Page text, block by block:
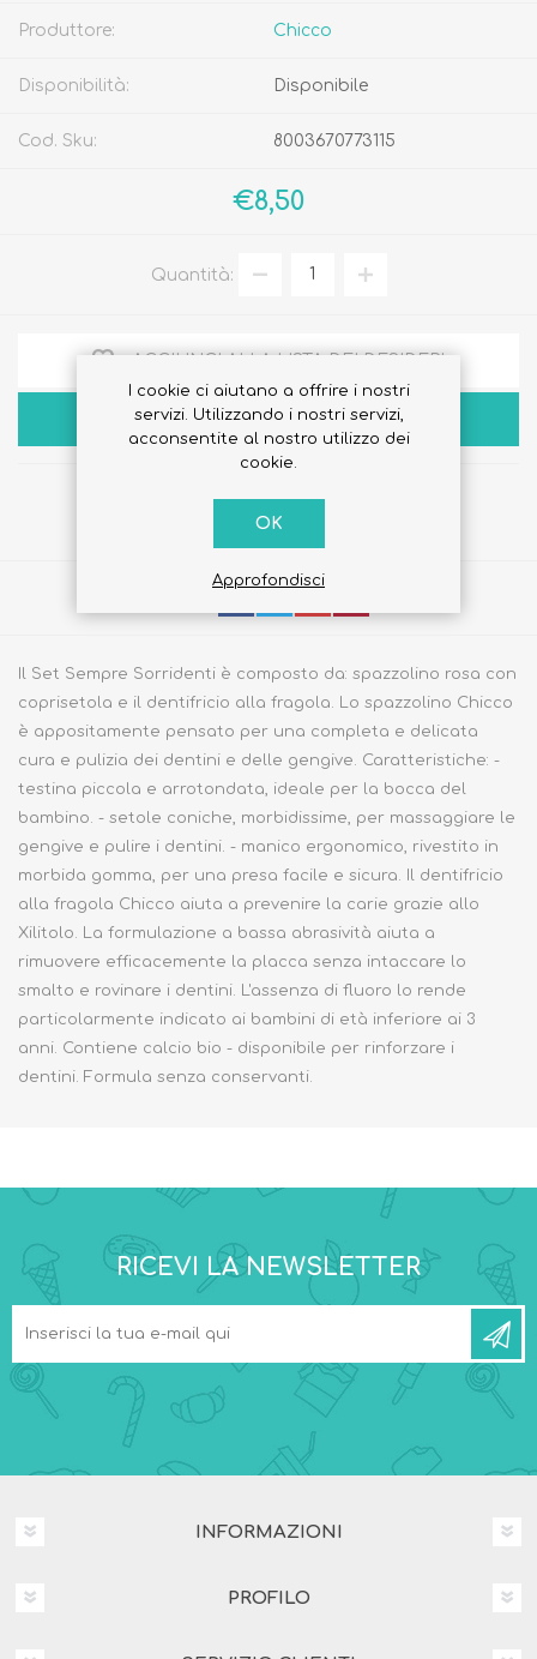
Produttore: Chicco
Disponibilità: Disponibile
Cod. Sku: 8003670773115
€8,50
Quantità:
AGGIUNGI ALLA LISTA DEI DESIDERI
ACQUISTA
Il Set Sempre Sorridenti è composto da: spazzolino rosa con
coprisetola e il dentifricio alla fragola. Lo spazzolino Chicco
è appositamente pensato per una completa e delicata
cura e pulizia dei dentini e delle gengive. Caratteristiche: -
testina piccola e arrotondata, ideale per la bocca del
bambino. - setole coniche, morbidissime, per massaggiare le
gengive e pulire i dentini. - manico ergonomico, rivestito in
morbida gomma, per una presa facile e sicura. Il dentifricio
alla fragola Chicco aiuta a prevenire la carie grazie allo
Xilitolo. La formulazione a bassa abrasività aiuta a
rimuovere efficacemente la placca senza intaccare lo
smalto e rovinare i dentini. L'assenza di fluoro lo rende
particolarmente indicato ai bambini di età inferiore ai 3
anni. Contiene calcio bio - disponibile per rinforzare i
dentini. Formula senza conservanti.
RICEVI LA NEWSLETTER
INFORMAZIONI
PROFILO
I cookie ci aiutano a offrire i nostri
servizi. Utilizzando i nostri servizi,
acconsentite al nostro utilizzo dei
cookie.
OK
Approfondisci